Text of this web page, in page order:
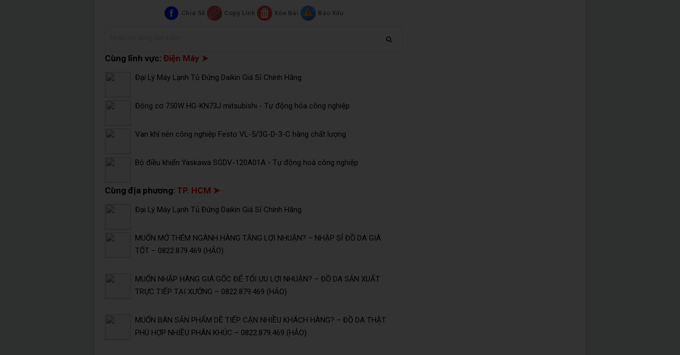
Chia Sẻ Copy Link Xóa Bài Báo Xấu
Cùng lĩnh vực: Điện Máy ➤
Đại Lý Máy Lạnh Tủ Đứng Daikin Giá Sỉ Chính Hãng
Động cơ 750W HG-KN73J mitsubishi - Tự động hóa công nghiệp
Van khí nén công nghiệp Festo VL-5/3G-D-3-C hàng chất lượng
Bộ điều khiển Yaskawa SGDV-120A01A - Tự động hoá công nghiệp
Cùng địa phương: TP. HCM ➤
Đại Lý Máy Lạnh Tủ Đứng Daikin Giá Sỉ Chính Hãng
MUỐN MỞ THÊM NGÀNH HÀNG TĂNG LỢI NHUẬN? – NHẬP SỈ ĐỒ DA GIÁ
TỐT – 0822.879.469 (HẢO)
MUỐN NHẬP HÀNG GIÁ GỐC ĐỂ TỐI ƯU LỢI NHUẬN? – ĐỒ DA SẢN XUẤT
TRỰC TIẾP TẠI XƯỞNG – 0822.879.469 (HẢO)
MUỐN BÁN SẢN PHẨM DỄ TIẾP CẬN NHIỀU KHÁCH HÀNG? – ĐỒ DA THẬT
PHÙ HỢP NHIỀU PHÂN KHÚC – 0822.879.469 (HẢO)